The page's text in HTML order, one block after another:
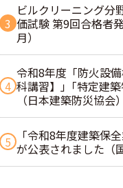
3
ビルクリーニング分
価試験 第9回合格者
月）
4
令和8年度「防火設
科講習】」｢特定建
（日本建築防災協会）
5
「令和8年度建築保
が公表されました（